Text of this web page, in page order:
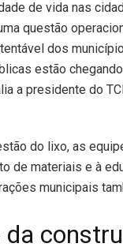
de vida nas
questão
dos
estão
a presidente do
do lixo, as
de materiais e à
municipais
da